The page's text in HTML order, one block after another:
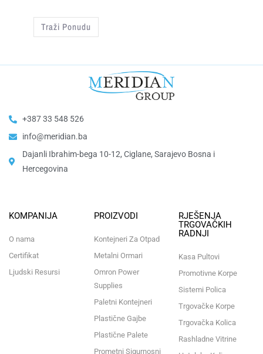
Traži Ponudu
+387 33 548 526
info@meridian.ba
Dajanli Ibrahim-bega 10-12, Ciglane, Sarajevo Bosna i
Hercegovina​
KOMPANIJA
O nama
Certifikat
Ljudski Resursi
PROIZVODI
Kontejneri Za Otpad
Metalni Ormari
Omron Power
Supplies
Paletni Kontejneri
Plastične Gajbe
Plastične Palete
Prometni Sigurnosni
RJEŠENJA
TRGOVAČKIH
RADNJI
Kasa Pultovi
Promotivne Korpe
Sistemi Polica
Trgovačke Korpe
Trgovačka Kolica
Rashladne Vitrine